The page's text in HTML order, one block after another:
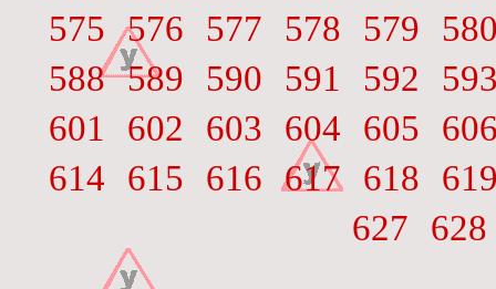
575 576 577 578 579
588 589 590 591 592
601
602 603 604 605
614
615 616 617 618
627
628